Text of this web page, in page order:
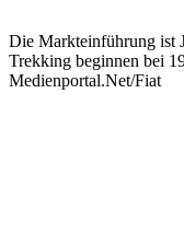
Die Markteinführung ist
Trekking beginnen bei
Medienportal.Net/Fiat